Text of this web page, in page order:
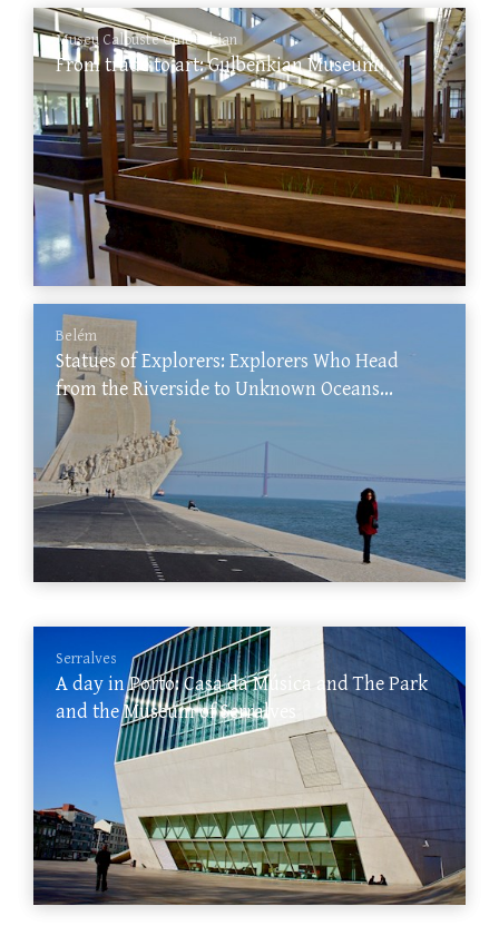
Museu Calouste Gulbenkian
From trade to art: Gulbenkian Museum
Belém
Statues of Explorers: Explorers Who Head
from the Riverside to Unknown Oceans...
Serralves
A day in Porto: Casa da Música and The Park
and the Museum of Serralves